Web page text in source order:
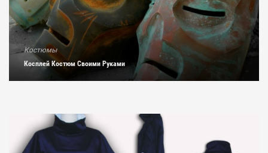
Костюмы
Косплей Костюм Своими Руками